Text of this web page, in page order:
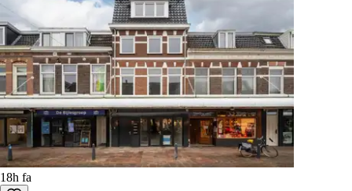
18h fa